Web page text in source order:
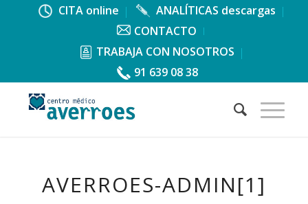
CITA online
ANALÍTICAS descargas
CONTACTO
TRABAJA CON NOSOTROS
91 639 08 38
AVERROES-ADMIN[1]